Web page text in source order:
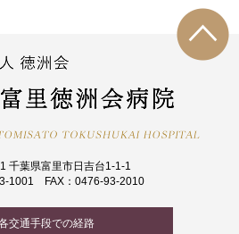
千葉県富里市日吉台1-1-1
1001 FAX：0476-93-2010
交通手段での経路